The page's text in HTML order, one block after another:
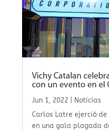
Vichy Catalan
con un evento en el
Jun 1, 2022
Noticias
Carlos Latre ejerció
en una gala plagada